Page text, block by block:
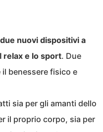
due nuovi dispositivi a
relax e lo sport. Due
benessere fisico e
sia per gli amanti dello
il proprio corpo, sia per